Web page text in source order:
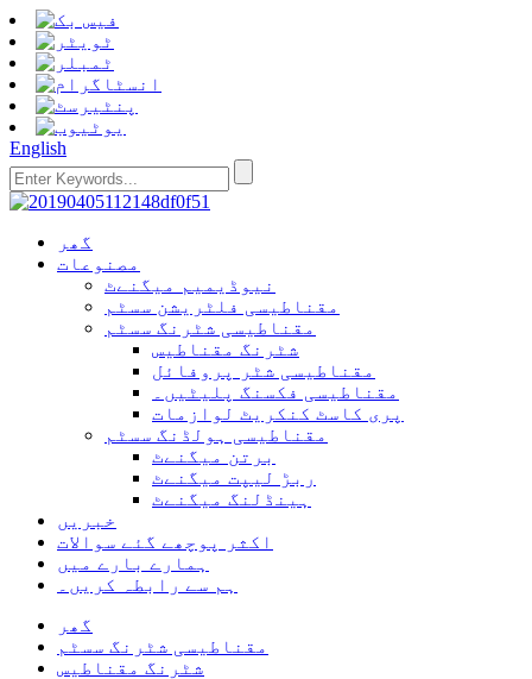
English
گھر
مصنوعات
نیوڈیمیم میگنےٹ
مقناطیسی فلٹریشن سسٹم
مقناطیسی شٹرنگ سسٹم
شٹرنگ مقناطیس
مقناطیسی شٹر پروفائل
مقناطیسی فکسنگ پلیٹیں۔
پری کاسٹ کنکریٹ لوازمات
مقناطیسی ہولڈنگ سسٹم
برتن میگنےٹ
ربڑ لیپت میگنےٹ
ہینڈلنگ میگنےٹ
خبریں
اکثر پوچھے گئے سوالات
ہمارے بارے میں
ہم سے رابطہ کریں۔
گھر
مقناطیسی شٹرنگ سسٹم
شٹرنگ مقناطیس